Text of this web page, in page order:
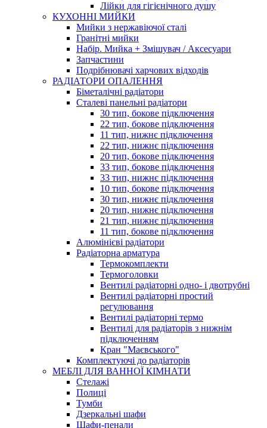
Лійки для гігієнічного душу
КУХОННІ МИЙКИ
Мийки з нержавіючої сталі
Гранітні мийки
Набір. Мийка + Змішувач / Аксесуари
Запчастини
Подрібнювачі харчових відходів
РАДІАТОРИ ОПАЛЕННЯ
Біметалічні радіатори
Сталеві панельні радіатори
30 тип, бокове підключення
22 тип, бокове підключення
11 тип, нижнє підключення
22 тип, нижнє підключення
20 тип, бокове підключення
33 тип, бокове підключення
33 тип, нижнє підключення
10 тип, бокове підключення
30 тип, нижнє підключення
20 тип, нижнє підключення
21 тип, нижнє підключення
11 тип, бокове підключення
Алюмінієві радіатори
Радіаторна арматура
Термокомплекти
Термоголовки
Вентилі радіаторні одно- і двотрубні
Вентилі радіаторні простий
регулювання
Вентилі радіаторні термо
Вентилі для радіаторів з нижнім
підключенням
Кран "Маєвського"
Комплектуючі до радіаторів
МЕБЛІ ДЛЯ ВАННОЇ КІМНАТИ
Стелажі
Полиці
Тумби
Дзеркальні шафи
Шафи-пенали